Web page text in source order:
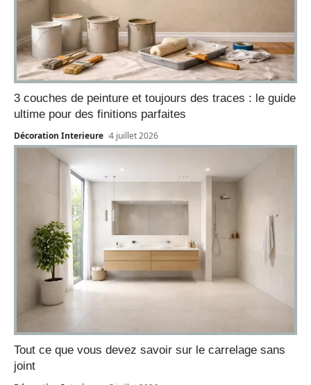
3 couches de peinture et toujours des traces : le guide
ultime pour des finitions parfaites
Décoration Interieure 4 juillet 2026
Tout ce que vous devez savoir sur le carrelage sans
joint